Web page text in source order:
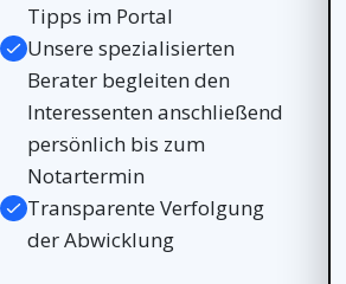
Tipps im Portal
Unsere spezialisierten
Berater begleiten den
Interessenten anschließend
persönlich bis zum
Notartermin
Transparente Verfolgung
der Abwicklung